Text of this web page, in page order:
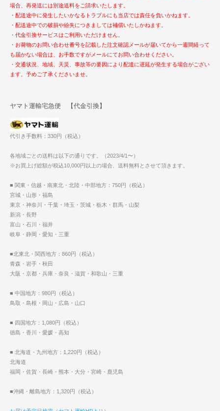
場合、再発送には別途送料をご請求いたします。
・配送途中に発生したいかなるトラブルにも当店では責任を負いかねます。
・配送途中での破損や紛失につきましては補償いたしかねます。
・代金引換サービスはご利用いただけません。
・お荷物のお問い合わせ番号を記載した注文確認メールが届いてから一週間経って
も届かない場合は、お手数ですがメールにてお問い合わせください。
・交通状況、地域、天災、事故等の要因により配達に遅延が発生する場合がござい
ます。予めご了承くださいませ。
ヤマト運輸宅急便 【代金引換】
代引き手数料：330円（税込）
各地域ごとの送料は以下の通りです。（2023/4/1〜）
※お買上げ総額が税込10,000円以上の場合、送料無料とさせて頂きます。
■ 関東・信越・南東北・北陸・中部地方：750円（税込）
宮城・山形・福島
東京・神奈川・千葉・埼玉・茨城・栃木・群馬・山梨
新潟・長野
富山・石川・福井
岐阜・静岡・愛知・三重
■北東北・関西地方：860円（税込）
青森・岩手・秋田
大阪・京都・兵庫・奈良・滋賀・和歌山・三重
■ 中国地方：980円（税込）
鳥取・島根・岡山・広島・山口
■ 四国地方：1,080円（税込）
徳島・香川・愛媛・高知
■ 北海道・九州地方：1,220円（税込）
北海道
福岡・佐賀・長崎・熊本・大分・宮崎・鹿児島
■沖縄・離島地方：1,320円（税込）